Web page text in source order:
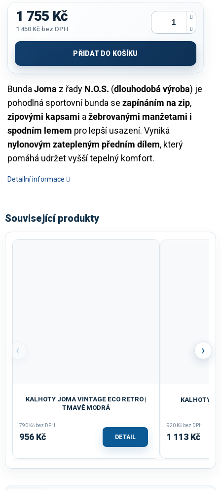
Bunda Joma z řady N.O.S. (dlouhodobá výroba) je
pohodlná sportovní bunda se zapínáním na zip,
zipovými kapsami a žebrovanými manžetami i
spodním lemem pro lepší usazení. Vyniká
nylonovým zatepleným předním dílem, který
pomáhá udržet vyšší tepelný komfort.
Detailní informace
1 755 Kč
1 450 Kč bez DPH
cena:
PŘIDAT DO KOŠÍKU
Související produkty
‹
KALHOTY JOMA VINTAGE ECO RETRO |
TMAVĚ MODRÁ
790 Kč bez DPH
956 Kč DETAIL
KALHOTY
920 Kč bez DPH
1 113 Kč
›